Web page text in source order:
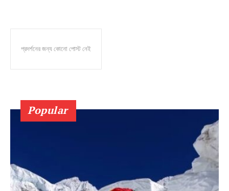
প্রদর্শনের জন্য কোনো পোস্ট নেই
Popular